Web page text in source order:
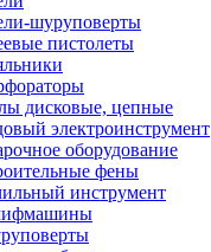
шуруповерты
пистолеты
дисковые, цепные
электроинструмент
оборудование
фены
инструмент